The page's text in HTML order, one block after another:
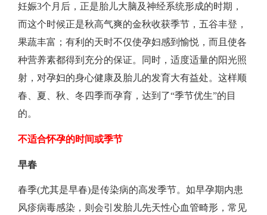
妊娠3个月后，正是胎儿大脑及神经系统形成的时期，
而这个时候正是秋高气爽的金秋收获季节，五谷丰登，
果蔬丰富；有利的天时不仅使孕妇感到愉悦，而且使各
种营养素都得到充分的保证。同时，适度适量的阳光照
射，对孕妇的身心健康及胎儿的发育大有益处。这样顺
春、夏、秋、冬四季而孕育，达到了“季节优生”的目
的。
不适合怀孕的时间或季节
早春
春季(尤其是早春)是传染病的高发季节。如早孕期内患
风疹病毒感染，则会引发胎儿先天性心血管畸形，常见